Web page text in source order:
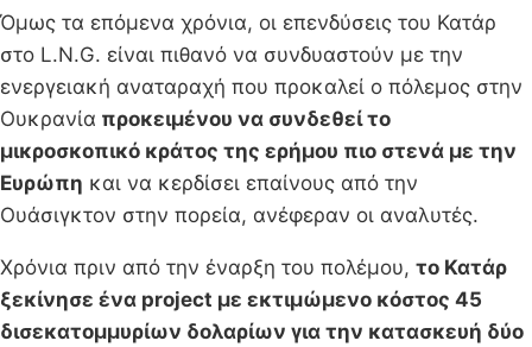
Όμως τα επόμενα χρόνια, οι επενδύσεις του Κατάρ
στο L.N.G. είναι πιθανό να συνδυαστούν με την
ενεργειακή αναταραχή που προκαλεί ο πόλεμος στην
Ουκρανία προκειμένου να συνδεθεί το
μικροσκοπικό κράτος της ερήμου πιο στενά με την
Ευρώπη και να κερδίσει επαίνους από την
Ουάσιγκτον στην πορεία, ανέφεραν οι αναλυτές.
Χρόνια πριν από την έναρξη του πολέμου, το Κατάρ
ξεκίνησε ένα project με εκτιμώμενο κόστος 45
δισεκατομμυρίων δολαρίων για την κατασκευή δύο